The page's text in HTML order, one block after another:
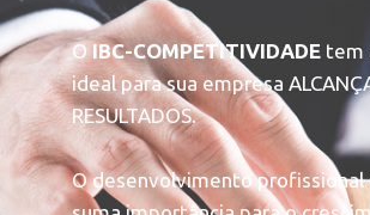
O IBC-COMPETITIVIDADE tem
ideal para sua empresa
RESULTADOS.
O desenvolvimento profissional